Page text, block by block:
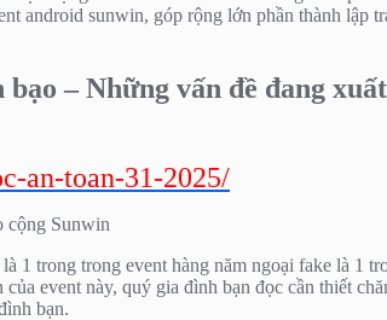
android sunwin, góp rộng lớn phần thành lập
– Những vấn đề đang
an-toan-31-2025/
1 trong trong event hàng năm ngoại fake là 1
event này, quý gia đình bạn đọc cần thiết
bạn.